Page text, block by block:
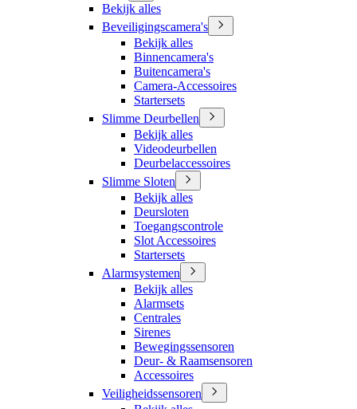
Bekijk alles
Beveiligingscamera's
Bekijk alles
Binnencamera's
Buitencamera's
Camera-Accessoires
Startersets
Slimme Deurbellen
Bekijk alles
Videodeurbellen
Deurbelaccessoires
Slimme Sloten
Bekijk alles
Deursloten
Toegangscontrole
Slot Accessoires
Startersets
Alarmsystemen
Bekijk alles
Alarmsets
Centrales
Sirenes
Bewegingssensoren
Deur- & Raamsensoren
Accessoires
Veiligheidssensoren